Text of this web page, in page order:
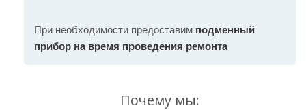
При необходимости предоставим подменный
прибор на время проведения ремонта
Почему мы: